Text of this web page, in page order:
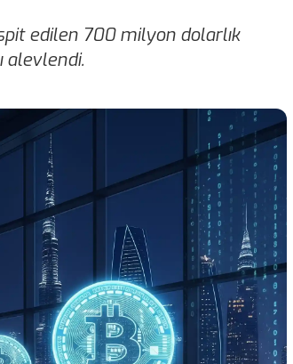
edilen 700 milyon dolarlık
alevlendi.